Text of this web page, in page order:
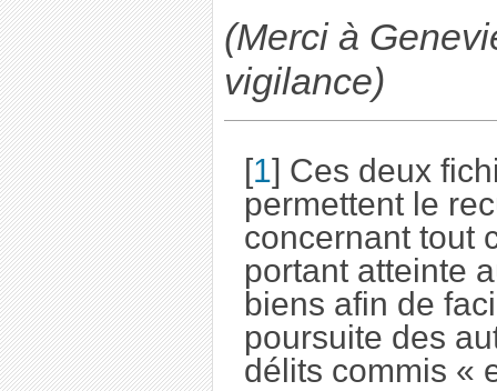
(Merci à
vigilance)
[1] Ces deux
permettent le
concernant tout
portant atteinte
biens afin de
poursuite des
délits commis «